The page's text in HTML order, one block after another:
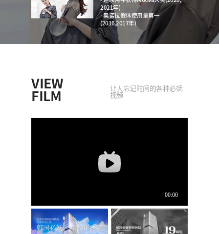
2021年)
- 奥诺拉假体使用量第一
(2016,2017年)
VIEW
FILM 让人忘记时间的各种必妩
视频